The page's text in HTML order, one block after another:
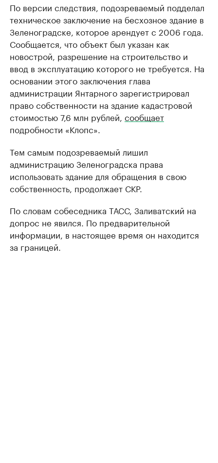
По версии следствия, подозреваемый подделал
техническое заключение на бесхозное здание в
Зеленоградске, которое арендует с 2006 года.
Сообщается, что объект был указан как
новострой, разрешение на строительство и
ввод в эксплуатацию которого не требуется. На
основании этого заключения глава
администрации Янтарного зарегистрировал
право собственности на здание кадастровой
стоимостью 7,6 млн рублей, сообщает
подробности «Клопс».
Тем самым подозреваемый лишил
администрацию Зеленоградска права
использовать здание для обращения в свою
собственность, продолжает СКР.
По словам собеседника ТАСС, Заливатский на
допрос не явился. По предварительной
информации, в настоящее время он находится
за границей.